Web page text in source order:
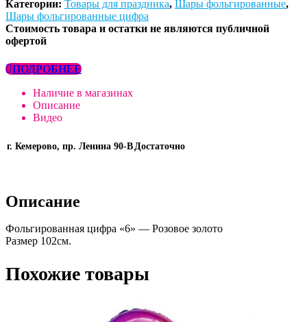
Категории: Товары для праздника, Шары фольгированные,
Шары фольгированные цифра
Стоимость товара и остатки не являются публичной
офертой
ПОДРОБНЕЕ
Наличие в магазинах
Описание
Видео
г. Кемерово, пр. Ленина 90-ВДостаточно
Описание
Фольгированная цифра «6» — Розовое золото
Размер 102см.
Похожие товары